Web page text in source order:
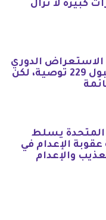
كبيرة لا تزال
الاستعراض الدوري
الشامل الرابع: قبول 229 توصية، لكن
المتحدة يسلط
الإعدام في
والإعدام